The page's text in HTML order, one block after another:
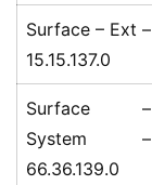
苹
果
关
Surface – Ext –
15.15.137.0
Surface –
System –
66.36.139.0